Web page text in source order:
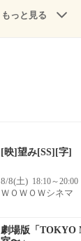
もっと見る
[映]望み[SS][字]
8/8(土) 18:10～20:00
ＷＯＷＯＷシネマ
劇場版「TOKYO